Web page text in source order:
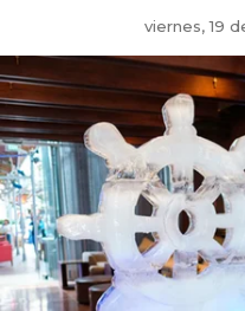
viernes, 19